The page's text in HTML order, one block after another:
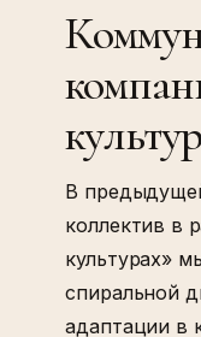
компаниями
разной
культуры
В
коллектив в
культурах»
спиральной
адаптации в